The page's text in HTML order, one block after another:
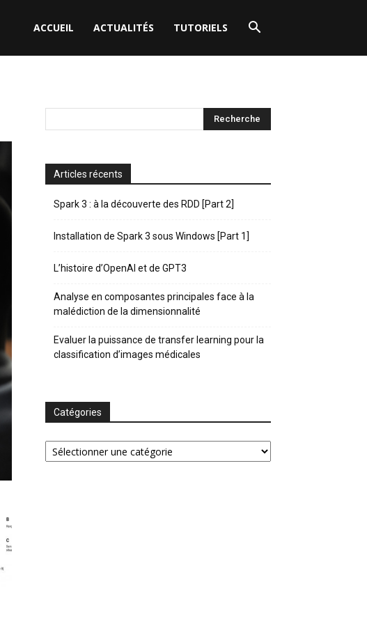
ACCUEIL ACTUALITÉS TUTORIELS
Articles récents
Spark 3 : à la découverte des RDD [Part 2]
Installation de Spark 3 sous Windows [Part 1]
L’histoire d’OpenAI et de GPT3
Analyse en composantes principales face à la
malédiction de la dimensionnalité
Evaluer la puissance de transfer learning pour la
classification d’images médicales
Catégories
Catégories